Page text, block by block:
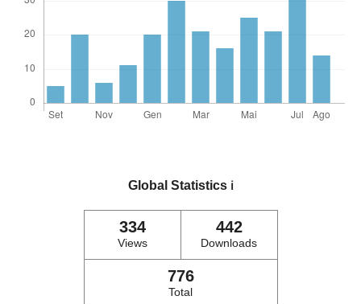
Global Statistics ℹ️
334
Views
442
Downloads
776
Total